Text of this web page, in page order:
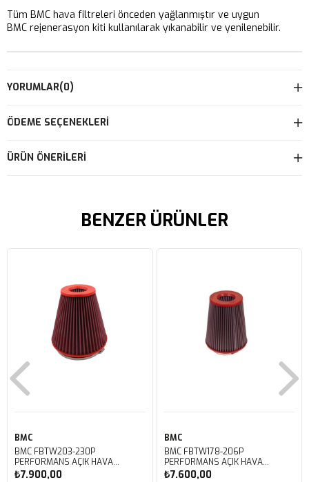
Tüm BMC hava filtreleri önceden yağlanmıştır ve uygun
BMC rejenerasyon kiti kullanılarak yıkanabilir ve yenilenebilir.
YORUMLAR(0)
ÖDEME SEÇENEKLERI
ÜRÜN ÖNERILERI
BENZER ÜRÜNLER
BMC
BMC FBTW203-230P
PERFORMANS AÇIK HAVA
FİLTRESİ
₺7.900,00
BMC
BMC FBTW178-206P
PERFORMANS AÇIK HAVA
FİLTRESİ
₺7.600,00